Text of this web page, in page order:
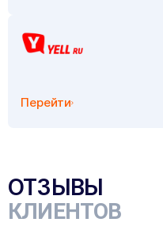
Перейти
ОТЗЫВЫ
КЛИЕНТОВ